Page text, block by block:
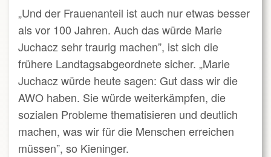
„Und der Frauenanteil ist auch nur etwas besser
als vor 100 Jahren. Auch das würde Marie
Juchacz sehr traurig machen”, ist sich die
frühere Landtagsabgeordnete sicher. „Marie
Juchacz würde heute sagen: Gut dass wir die
AWO haben. Sie würde weiterkämpfen, die
sozialen Probleme thematisieren und deutlich
machen, was wir für die Menschen erreichen
müssen”, so Kieninger.